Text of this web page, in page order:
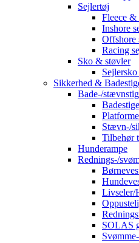
Sejlertøj
Fleece &
Inshore
Offshore
Racing
Sko & støvler
Sikkerhed &
Bade-/
Platforme
Stævn-/
Tilbehør
Hunderampe
Rednings-/
Livseler/
SOLAS